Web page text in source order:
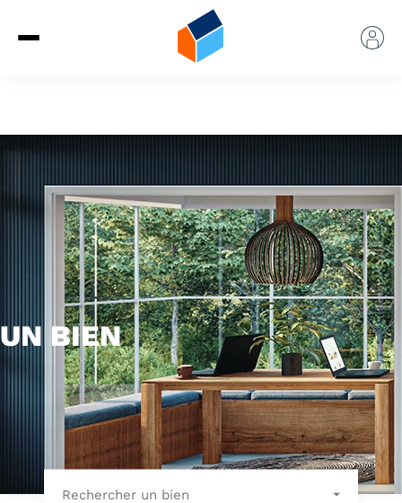
UN BIEN
Rechercher un bien